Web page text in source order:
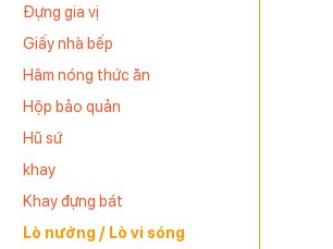
Đựng gia vị
Giấy nhà bếp
Hâm nóng thức ăn
Hộp bảo quản
Hũ sứ
khay
Khay đựng bát
Lò nướng / Lò vi sóng